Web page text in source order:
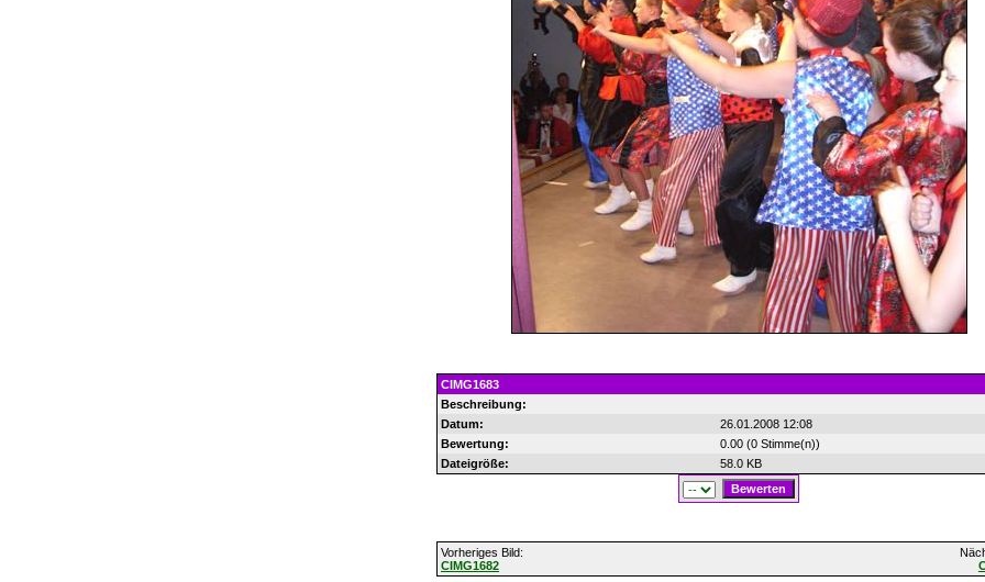
CIMG1683
Beschreibung:
Datum:
26.01.2008 12:08
Bewertung:
0.00 (0 Stimme(n))
Dateigröße:
58.0 KB
Vorheriges Bild:
CIMG1682